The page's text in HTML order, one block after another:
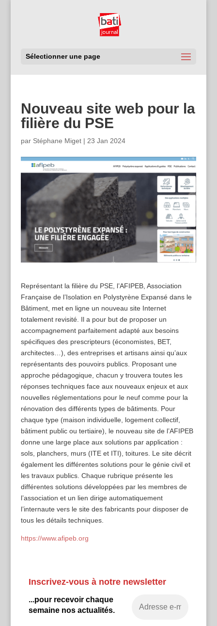
Sélectionner une page
Nouveau site web pour la
filière du PSE
par Stéphane Miget| 23 Jan 2024
Représentant la filière du PSE, l’AFIPEB, Association
Française de l’Isolation en Polystyrène Expansé dans le
Bâtiment, met en ligne un nouveau site Internet
totalement revisité. Il a pour but de proposer un
accompagnement parfaitement adapté aux besoins
spécifiques des prescripteurs (économistes, BET,
architectes…), des entreprises et artisans ainsi qu’aux
représentants des pouvoirs publics. Proposant une
approche pédagogique, chacun y trouvera toutes les
réponses techniques face aux nouveaux enjeux et aux
nouvelles réglementations pour le neuf comme pour la
rénovation des différents types de bâtiments. Pour
chaque type (maison individuelle, logement collectif,
bâtiment public ou tertiaire), le nouveau site de l’AFIPEB
donne une large place aux solutions par application :
sols, planchers, murs (ITE et ITI), toitures. Le site décrit
également les différentes solutions pour le génie civil et
les travaux publics. Chaque rubrique présente les
différentes solutions développées par les membres de
l’association et un lien dirige automatiquement
l’internaute vers le site des fabricants pour disposer de
tous les détails techniques.
https://www.afipeb.org
Inscrivez-vous à notre newsletter
...pour recevoir chaque
semaine nos actualités.